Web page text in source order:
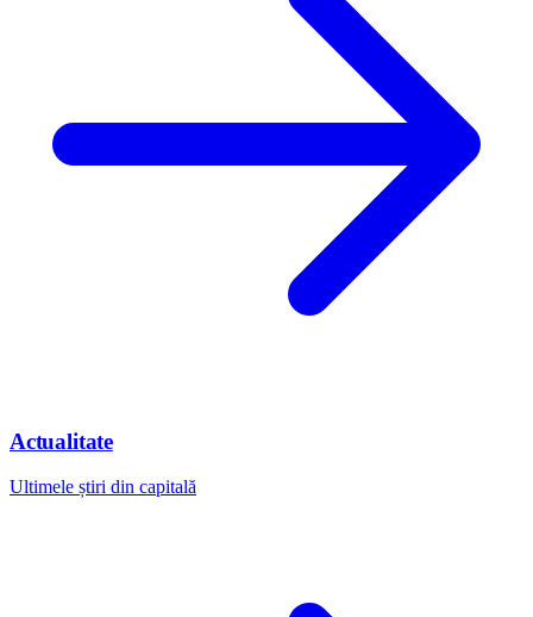
Actualitate
Ultimele știri din capitală